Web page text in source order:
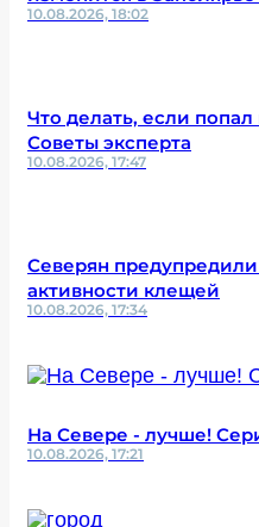
10.08.2026, 18:02
Что делать, если
Советы эксперта
10.08.2026, 17:47
Северян
активности клещей
10.08.2026, 17:34
На Севере - лучше!
10.08.2026, 17:21